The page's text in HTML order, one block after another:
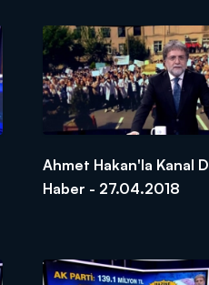
Ahmet Hakan'la Kanal D
Haber - 27.04.2018